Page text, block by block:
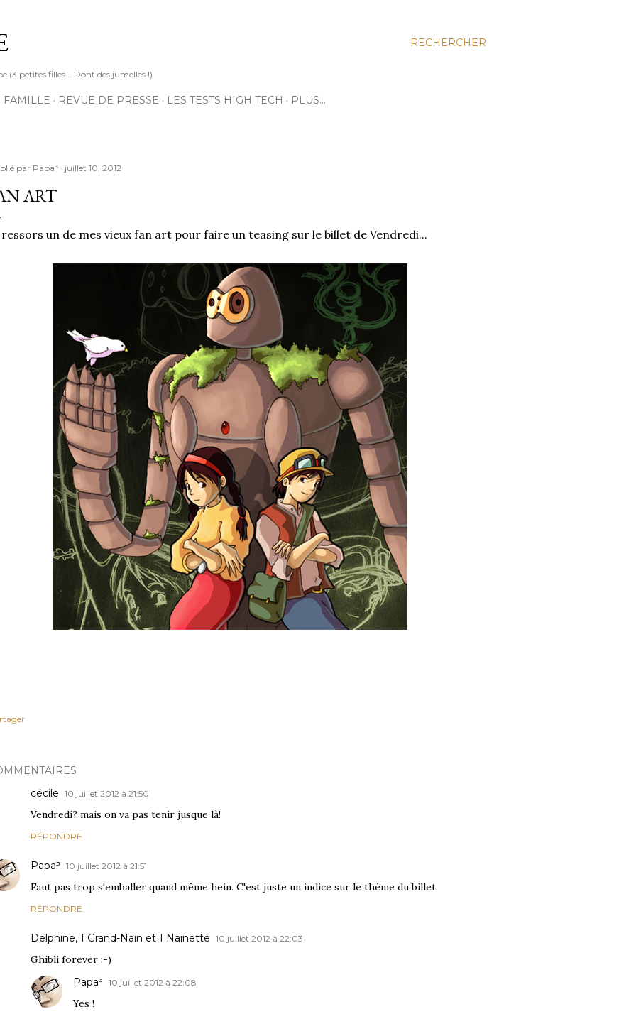
RECHERCHER
(3 petites filles... Dont des jumelles !)
FAMILLE REVUE DE PRESSE LES TESTS HIGH TECH PLUS…
par Papa³ juillet 10, 2012
ART
ressors un de mes vieux fan art pour faire un teasing sur le billet de Vendredi...
cécile 10 juillet 2012 à 21:50
Vendredi? mais on va pas tenir jusque là!
RÉPONDRE
Papa³ 10 juillet 2012 à 21:51
Faut pas trop s'emballer quand même hein. C'est juste un indice sur le thème du billet.
RÉPONDRE
Delphine, 1 Grand-Nain et 1 Nainette 10 juillet 2012 à 22:03
Ghibli forever :-)
Papa³ 10 juillet 2012 à 22:08
Yes !